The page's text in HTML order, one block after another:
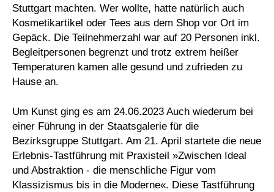
Stuttgart machten. Wer wollte, hatte natürlich auch
Kosmetikartikel oder Tees aus dem Shop vor Ort im
Gepäck. Die Teilnehmerzahl war auf 20 Personen inkl.
Begleitpersonen begrenzt und trotz extrem heißer
Temperaturen kamen alle gesund und zufrieden zu
Hause an.
Um Kunst ging es am 24.06.2023 Auch wiederum bei
einer Führung in der Staatsgalerie für die
Bezirksgruppe Stuttgart. Am 21. April startete die neue
Erlebnis-Tastführung mit Praxisteil »Zwischen Ideal
und Abstraktion - die menschliche Figur vom
Klassizismus bis in die Moderne«. Diese Tastführung